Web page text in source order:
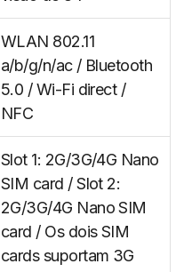
WLAN 802.11
a/b/g/n/ac / Bluetooth
5.0 / Wi-Fi direct /
NFC
Slot 1: 2G/3G/4G Nano
SIM card / Slot 2:
2G/3G/4G Nano SIM
card / Os dois SIM
cards suportam 3G